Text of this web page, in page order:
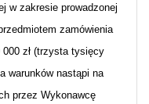
w zakresie prowadzonej
zamówienia
zł (trzysta tysięcy
warunków nastąpi na
przez Wykonawcę